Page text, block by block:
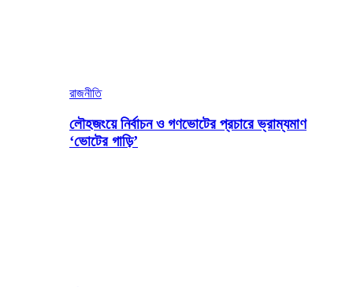
রাজনীতি
লৌহজংয়ে নির্বাচন ও গণভোটের প্রচারে ভ্রাম্যমাণ
‘ভোটের গাড়ি’